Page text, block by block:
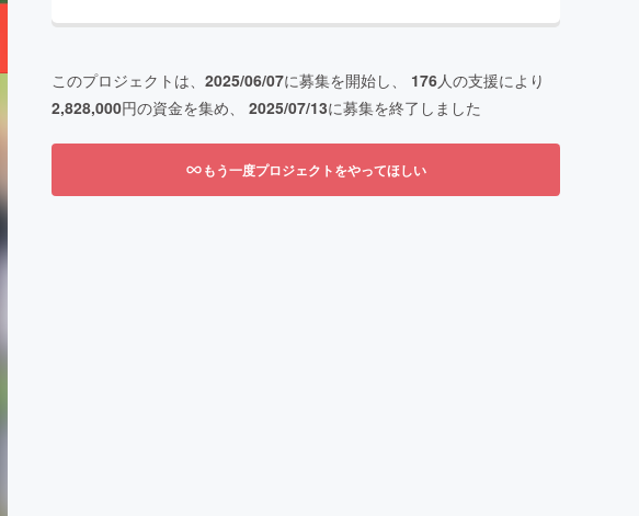
このプロジェクトは、 2025/06/07に募集を開始し、 176人の支援により
2,828,000円の資金を集め、 2025/07/13に募集を終了しました
もう一度プロジェクトをやってほしい